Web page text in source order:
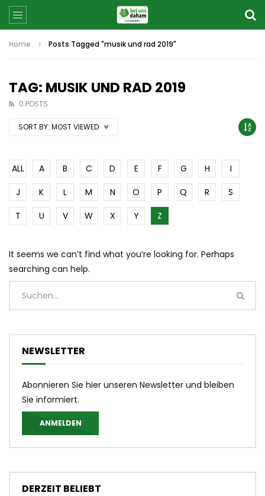
Home Posts Tagged "musik und rad 2019"
TAG: MUSIK UND RAD 2019
0 POSTS
SORT BY: MOST VIEWED
ALL A B C D E F G H
I
J
K L M N O P Q R
S
T
U V W X Y Z
It seems we can’t find what you’re looking for. Perhaps
searching can help.
NEWSLETTER
Abonnieren Sie hier unseren Newsletter und bleiben
Sie informiert.
ANMELDEN
DERZEIT BELIEBT